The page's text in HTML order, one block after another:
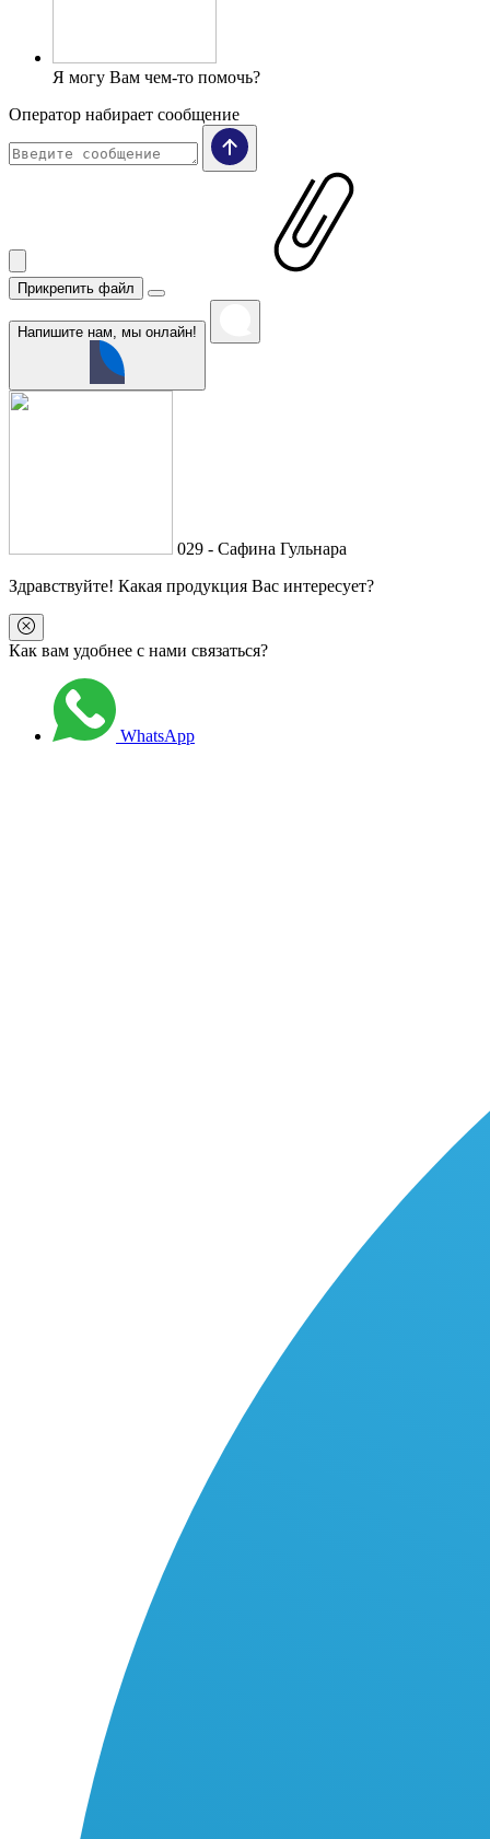
Я могу Вам чем-то помочь?
Оператор набирает сообщение
Прикрепить файл
Напишите нам, мы онлайн!
029 - Сафина Гульнара
Здравствуйте! Какая продукция Вас интересует?
Как вам удобнее с нами связаться?
WhatsApp